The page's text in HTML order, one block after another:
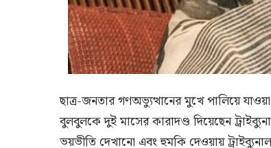
ছাত্র-জনতার গণঅভ্যুত্থানের মুখে পালিয়ে
বুলবুলকে দুই মাসের কারাদণ্ড দিয়েছেন
ভয়ভীতি দেখানো এবং হুমকি দেওয়ায়